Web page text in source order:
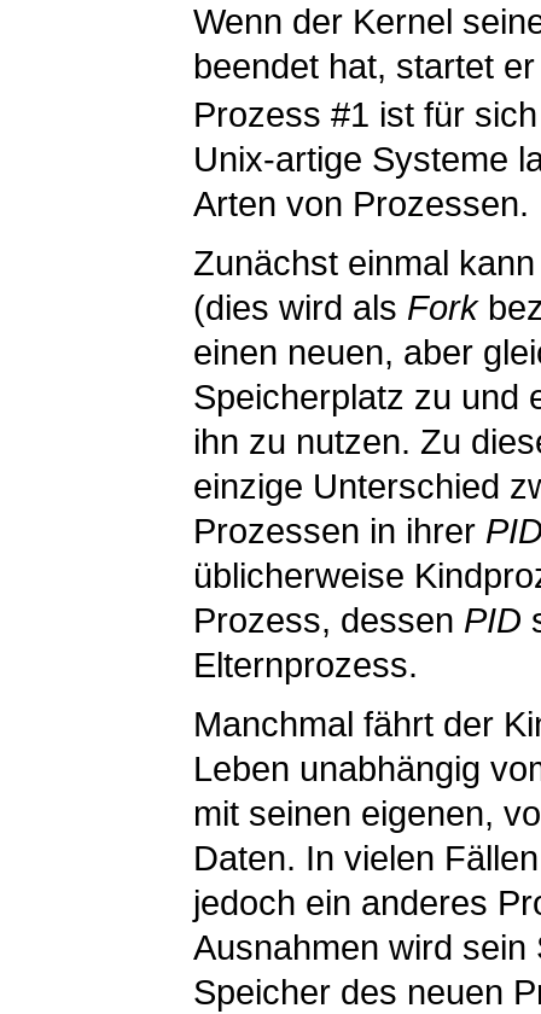
Wenn der Kernel
beendet hat, startet
Prozess #1 ist für
Unix-artige Systeme
Arten von Prozessen.
Zunächst einmal
(dies wird als Fork
einen neuen, aber
Speicherplatz zu und
ihn zu nutzen. Zu
einzige Unterschied
Prozessen in ihrer
üblicherweise
Prozess, dessen PID
Elternprozess.
Manchmal fährt der
Leben unabhängig
mit seinen eigenen,
Daten. In vielen
jedoch ein anderes
Ausnahmen wird
Speicher des neuen